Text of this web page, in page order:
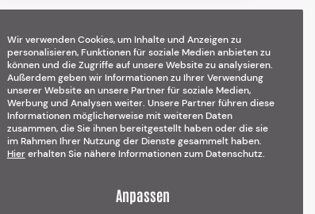
Mehr Umsatz, erfolgreiche
Projekte und begeisterte
Kunden
kostenloses Gespräch mit mir
Wir verwenden Cookies, um Inhalte und Anzeigen zu
personalisieren, Funktionen für soziale Medien anbieten zu
können und die Zugriffe auf unsere Website zu analysieren.
Außerdem geben wir Informationen zu Ihrer Verwendung
unserer Website an unsere Partner für soziale Medien,
Werbung und Analysen weiter. Unsere Partner führen diese
Informationen möglicherweise mit weiteren Daten
zusammen, die Sie ihnen bereitgestellt haben oder die sie
im Rahmen Ihrer Nutzung der Dienste gesammelt haben.
Hiererhalten Sie nähere Informationen zum Datenschutz.
Anpassen